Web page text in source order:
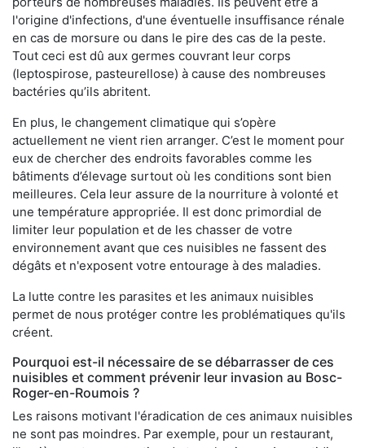
l'origine d'infections, d'une éventuelle insuffisance rénale
en cas de morsure ou dans le pire des cas de la peste.
Tout ceci est dû aux germes couvrant leur corps
(leptospirose, pasteurellose) à cause des nombreuses
bactéries qu’ils abritent.
En plus, le changement climatique qui s’opère
actuellement ne vient rien arranger. C’est le moment pour
eux de chercher des endroits favorables comme les
bâtiments d’élevage surtout où les conditions sont bien
meilleures. Cela leur assure de la nourriture à volonté et
une température appropriée. Il est donc primordial de
limiter leur population et de les chasser de votre
environnement avant que ces nuisibles ne fassent des
dégâts et n'exposent votre entourage à des maladies.
La lutte contre les parasites et les animaux nuisibles
permet de nous protéger contre les problématiques qu'ils
créent.
Pourquoi est-il nécessaire de se débarrasser de ces
nuisibles et comment prévenir leur invasion au Bosc-
Roger-en-Roumois ?
Les raisons motivant l'éradication de ces animaux nuisibles
ne sont pas moindres. Par exemple, pour un restaurant,